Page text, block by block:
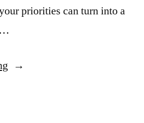
priorities can turn into a
“A